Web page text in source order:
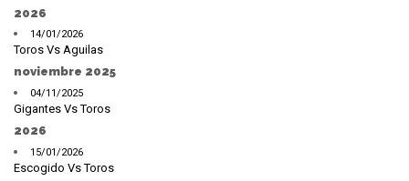
2026
14/01/2026
Toros Vs Aguilas
noviembre 2025
04/11/2025
Gigantes Vs Toros
2026
15/01/2026
Escogido Vs Toros